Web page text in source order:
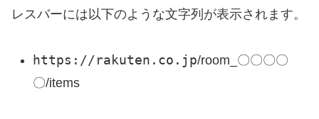
レスバーには以下のような文字列が表示されます。
https://rakuten.co.jp/room_〇〇〇〇
〇/items